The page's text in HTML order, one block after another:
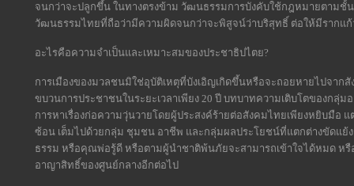
จนกว่าจะปลูกขึ้น ในทางตรงข้าม วัฒนธรรมการบังคับใช้กฎหมายตามชั้
วัฒนธรรมไทยที่ถือว่ามีความผิดจนกว่าจะพิสูจน์ว่าบริสุทธิ์ ต่อให้มีรากแ
อะไรคือความจำเป็นและเหมาะสมของประชาธิปไตย?
การเมืองของมวลชนมิใช่อุบัติเหตุที่บังเอิญเกิดขึ้นหรือจะถอยหายไปจาก
ขบวนการประชาชนในระยะเวลาเพียง 20 ปี บทบาทความเติบโตของกลุ่
การหาเรื่องก่อความวุ่นวายโดยผู้ประสงค์ร้ายต่อสังคมไทยเพียงหยิบมื
ซ้อน เต็มไปด้วยกลุ่ม ชุมชน อาชีพ และกลุ่มผลประโยชน์ที่แตกต่างขัดแย้ง
ธรรม หรือคุณพ่อรู้ดี หรือตามผู้นำชาติพ้นภัยจะสามารถเข้าใจได้หมด ห
อาญาสิทธิ์ของศูนย์กลางอีกต่อไป